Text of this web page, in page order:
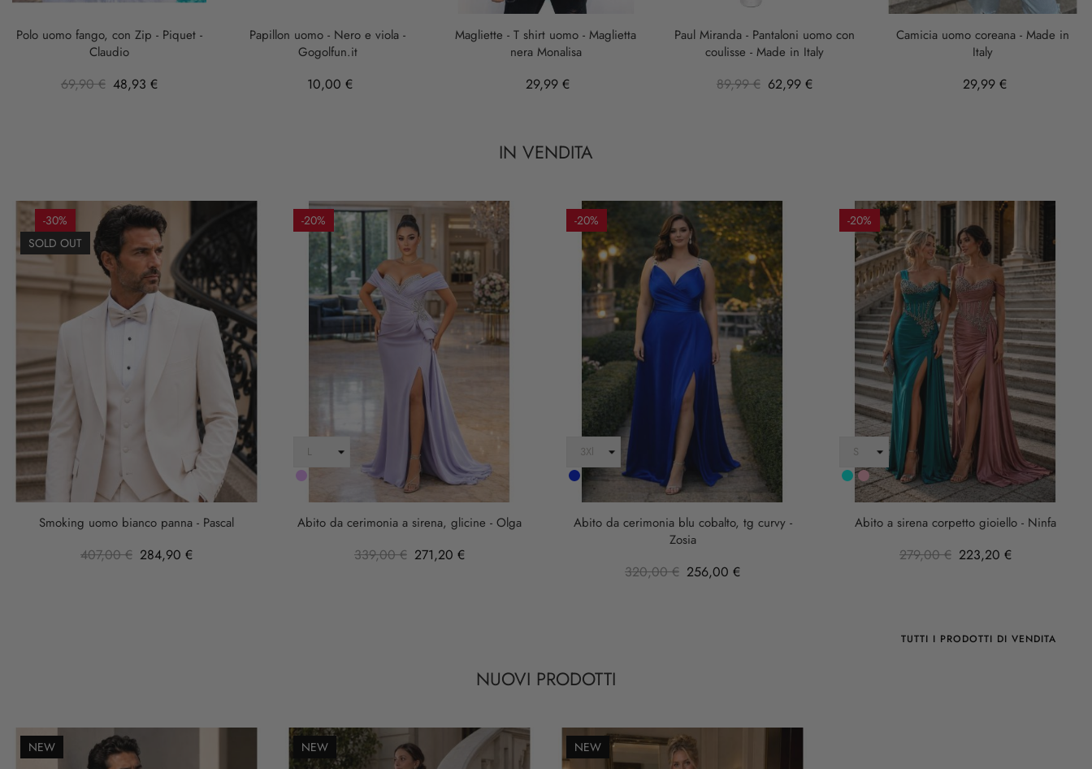
Polo uomo fango, con Zip - Piquet -
Claudio
69,90 € 48,93 €
Papillon uomo - Nero e viola -
Gogolfun.it
10,00 €
Magliette - T shirt uomo - Maglietta
nera Monalisa
29,99 €
Paul Miranda - Pantaloni uomo con
coulisse - Made in Italy
89,99 € 62,99 €
Camicia uomo coreana - Made in
Italy
29,99 €
IN VENDITA
-30%
SOLD OUT
Smoking uomo bianco panna - Pascal
407,00 € 284,90 €
-20%
LILLA
Abito da cerimonia a sirena, glicine - Olga
339,00 € 271,20 €
-20%
Cobalto
Abito da cerimonia blu cobalto, tg curvy -
Zosia
320,00 € 256,00 €
-20%
Turchese
rosa
anticha
Abito a sirena corpetto gioiello - Ninfa
279,00 € 223,20 €
TUTTI I PRODOTTI DI VENDITA
NUOVI PRODOTTI
NEW NEW NEW